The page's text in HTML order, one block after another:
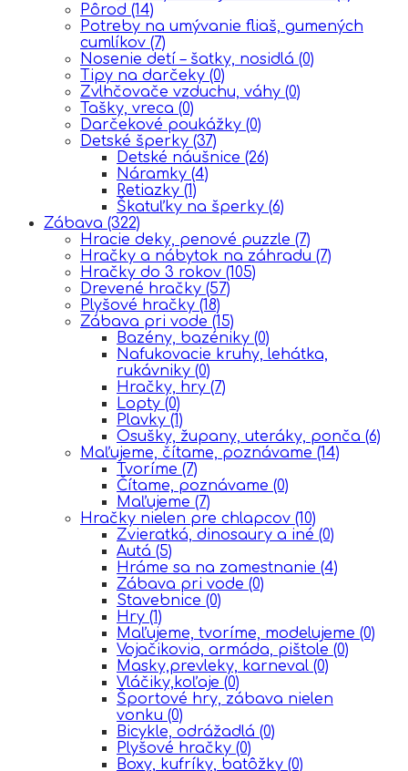
Pôrod (14)
Potreby na umývanie fliaš, gumených
cumlíkov (7)
Nosenie detí – šatky, nosidlá (0)
Tipy na darčeky (0)
Zvlhčovače vzduchu, váhy (0)
Tašky, vreca (0)
Darčekové poukážky (0)
Detské šperky (37)
Detské náušnice (26)
Náramky (4)
Retiazky (1)
Škatuľky na šperky (6)
Zábava (322)
Hracie deky, penové puzzle (7)
Hračky a nábytok na záhradu (7)
Hračky do 3 rokov (105)
Drevené hračky (57)
Plyšové hračky (18)
Zábava pri vode (15)
Bazény, bazéniky (0)
Nafukovacie kruhy, lehátka,
rukávniky (0)
Hračky, hry (7)
Lopty (0)
Plavky (1)
Osušky, župany, uteráky, ponča (6)
Maľujeme, čítame, poznávame (14)
Tvoríme (7)
Čítame, poznávame (0)
Maľujeme (7)
Hračky nielen pre chlapcov (10)
Zvieratká, dinosaury a iné (0)
Autá (5)
Hráme sa na zamestnanie (4)
Zábava pri vode (0)
Stavebnice (0)
Hry (1)
Maľujeme, tvoríme, modelujeme (0)
Vojačikovia, armáda, pištole (0)
Masky,prevleky, karneval (0)
Vláčiky,koľaje (0)
Športové hry, zábava nielen
vonku (0)
Bicykle, odrážadlá (0)
Plyšové hračky (0)
Boxy, kufríky, batôžky (0)